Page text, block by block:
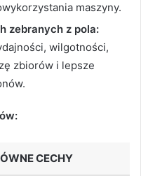
maszyny.
zebranych z pola:
wilgotności,
zbiorów i lepsze
CECHY